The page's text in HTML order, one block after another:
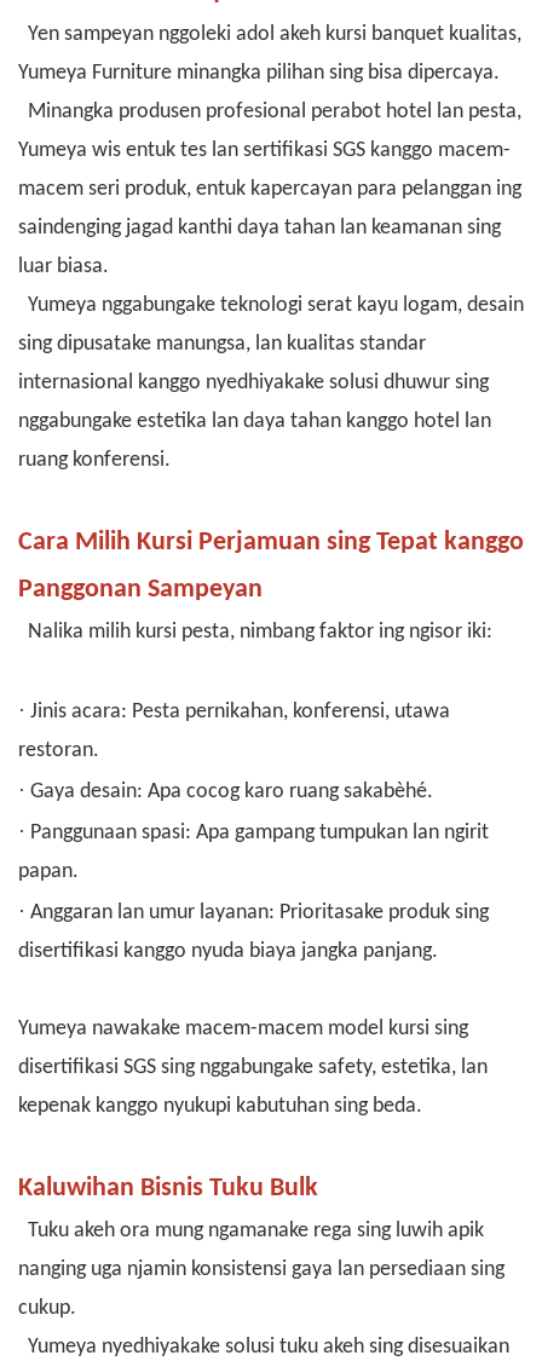
Yen sampeyan nggoleki adol akeh kursi banquet kualitas,
Yumeya Furniture minangka pilihan sing bisa dipercaya.
Minangka produsen profesional perabot hotel lan pesta,
Yumeya wis entuk tes lan sertifikasi SGS kanggo macem-
macem seri produk, entuk kapercayan para pelanggan ing
saindenging jagad kanthi daya tahan lan keamanan sing
luar biasa.
Yumeya nggabungake teknologi serat kayu logam, desain
sing dipusatake manungsa, lan kualitas standar
internasional kanggo nyedhiyakake solusi dhuwur sing
nggabungake estetika lan daya tahan kanggo hotel lan
ruang konferensi.
Cara Milih Kursi Perjamuan sing Tepat kanggo
Panggonan Sampeyan
Nalika milih kursi pesta, nimbang faktor ing ngisor iki:
· Jinis acara: Pesta pernikahan, konferensi, utawa
restoran.
· Gaya desain: Apa cocog karo ruang sakabèhé.
· Panggunaan spasi: Apa gampang tumpukan lan ngirit
papan.
· Anggaran lan umur layanan: Prioritasake produk sing
disertifikasi kanggo nyuda biaya jangka panjang.
Yumeya nawakake macem-macem model kursi sing
disertifikasi SGS sing nggabungake safety, estetika, lan
kepenak kanggo nyukupi kabutuhan sing beda.
Kaluwihan Bisnis Tuku Bulk
Tuku akeh ora mung ngamanake rega sing luwih apik
nanging uga njamin konsistensi gaya lan persediaan sing
cukup.
Yumeya nyedhiyakake solusi tuku akeh sing disesuaikan